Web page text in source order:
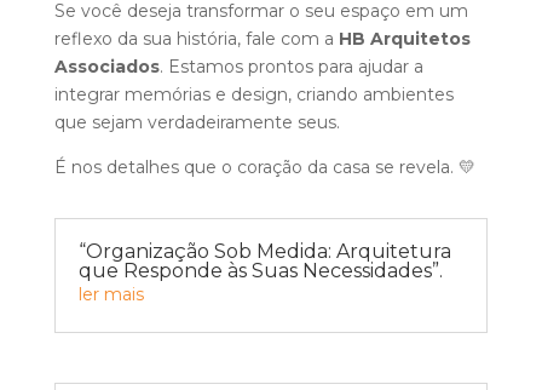
Se você deseja transformar o seu espaço em um
reflexo da sua história, fale com a HB Arquitetos
Associados. Estamos prontos para ajudar a
integrar memórias e design, criando ambientes
que sejam verdadeiramente seus.
É nos detalhes que o coração da casa se revela. 💛
“Organização Sob Medida: Arquitetura
que Responde às Suas Necessidades”.
ler mais